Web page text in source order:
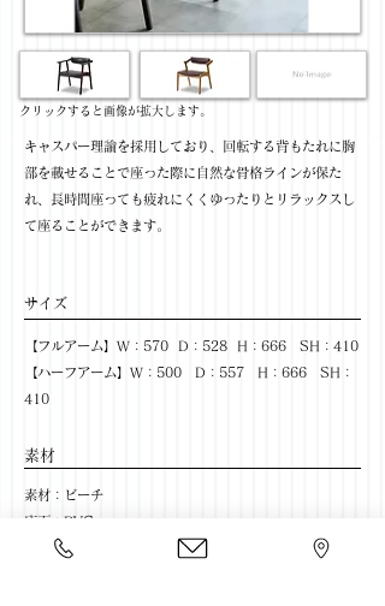
​クリックすると画像が拡大します。
キャスパー理論を採用しており、回転する背もたれに胸
部を載せることで座った際に自然な骨格ラインが保た
れ、長時間座っても疲れにくくゆったりとリラックスし
て座ることができます。
サイズ
【フルアーム】W：570 D：528 H：666 SH：410
【ハーフアーム】W：500 D：557 H：666 SH：
410
​素材
素材：ビーチ
座面：PVC